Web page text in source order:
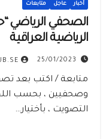
أخبار عاجل متابعات
الصحفي الرياضي
الرياضية العراقية
25/01/2023
متابعة / اكتب بعد
وصحفيين ، بحسب
التصويت ، بأختيار…